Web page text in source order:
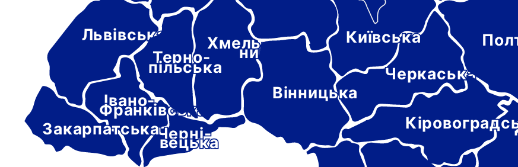
Черкаська
Черні-
вецька
Івано-
Франківська
Хмель-
ницька
Київська
Львівська
Терно-
пільська
Вінницька
Закарпатська